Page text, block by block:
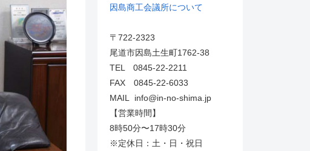
因島商工会議所について
〒722-2323
尾道市因島土生町1762-38
TEL 0845-22-2211
FAX 0845-22-6033
MAIL info@in-no-shima.jp
【営業時間】
8時50分〜17時30分
※定休日：土・日・祝日